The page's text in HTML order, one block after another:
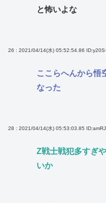
と怖いよな
26 : 2021/04/14(水) 05:52:54.86
ここらへんから悟
なった
28 : 2021/04/14(水) 05:53:03.85
Z戦士戦犯多すぎ
いか